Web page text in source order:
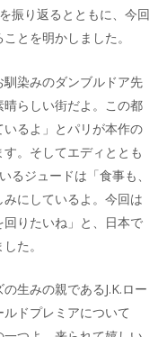
振り返るとともに、今回
とを明かしました。
染みのダンブルドア先
らしい街だよ。この都
るよ」とパリが本作の
。そしてエディととも
るジュードは「食事も、
にしているよ。今回は
りたいね」と、日本で
た。
生みの親であるJ.K.ロー
ドプレミアについて